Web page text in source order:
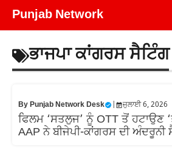
Skip
Punjab Network
ਭਾਜਪਾ ਕਾਂਗਰਸ ਸੈਟਿੰਗ
ByPunjab Network Desk ਜੁਲਾਈ 6, 2026
ਫਿਲਮ ‘ਸਤਲੁਜ’ ਨੂੰ OTT ਤੋਂ ਹਟਾਉਣ
AAP ਨੇ ਬੀਜੇਪੀ-ਕਾਂਗਰਸ ਦੀ ਅੰਦਰੂਨੀ